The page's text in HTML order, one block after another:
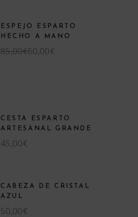
ESPEJO ESPARTO
HECHO A MANO
85,00€
El
precio
60,00€
El
precio
CESTA ESPARTO
ARTESANAL GRANDE
45,00€
CABEZA DE CRISTAL
AZUL
50,00€